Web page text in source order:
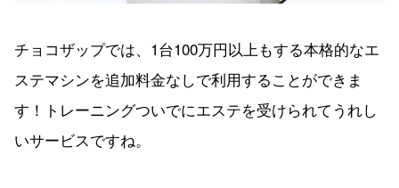
チョコザップでは、1台100万円以上もする本格的なエ
ステマシンを追加料金なしで利用することができま
す！トレーニングついでにエステを受けられてうれし
いサービスですね。